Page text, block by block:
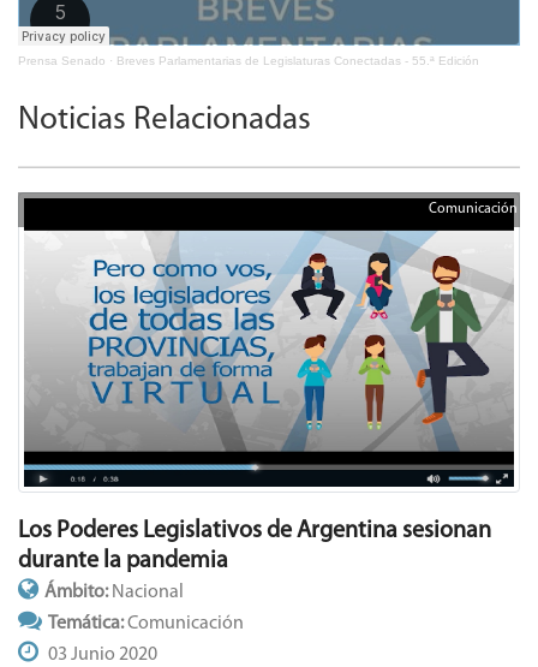
Prensa Senado · Breves Parlamentarias de Legislaturas Conectadas - 55.ª Edición
Noticias Relacionadas
Comunicación
Los Poderes Legislativos de Argentina sesionan
durante la pandemia
Ámbito: Nacional
Temática:Comunicación
03 Junio 2020